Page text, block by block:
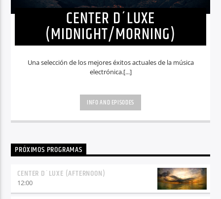
CENTER D´LUXE
(MIDNIGHT/MORNING)
Una selección de los mejores éxitos actuales de la música
electrónica.[...]
INFO AND EPISODES
PRÓXIMOS PROGRAMAS
CENTER D´LUXE (AFTERNOON)
12:00